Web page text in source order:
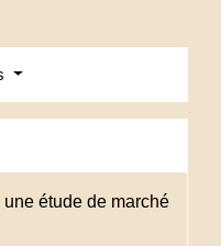
étude de marché